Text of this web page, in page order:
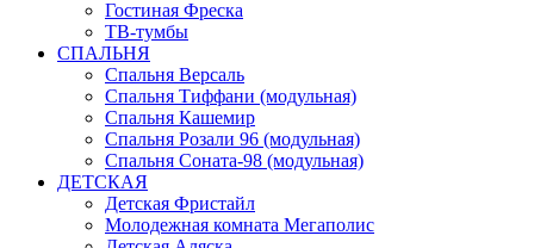
Гостиная Фреска
ТВ-тумбы
СПАЛЬНЯ
Спальня Версаль
Спальня Тиффани (модульная)
Спальня Кашемир
Спальня Розали 96 (модульная)
Спальня Соната-98 (модульная)
ДЕТСКАЯ
Детская Фристайл
Молодежная комната Мегаполис